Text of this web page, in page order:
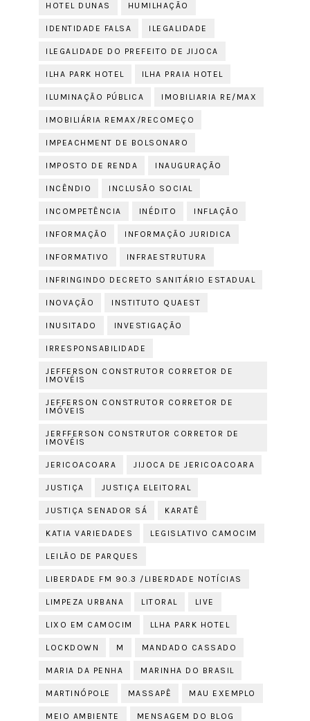
HOTEL DUNAS HUMILHAÇÃO
IDENTIDADE FALSA ILEGALIDADE
ILEGALIDADE DO PREFEITO DE JIJOCA
ILHA PARK HOTEL ILHA PRAIA HOTEL
ILUMINAÇÃO PÚBLICA IMOBILIARIA RE/MAX
IMOBILIÁRIA REMAX/RECOMEÇO
IMPEACHMENT DE BOLSONARO
IMPOSTO DE RENDA INAUGURAÇÃO
INCÊNDIO INCLUSÃO SOCIAL
INCOMPETÊNCIA INÉDITO INFLAÇÃO
INFORMAÇÃO INFORMAÇÃO JURIDICA
INFORMATIVO INFRAESTRUTURA
INFRINGINDO DECRETO SANITÁRIO ESTADUAL
INOVAÇÃO INSTITUTO QUAEST
INUSITADO INVESTIGAÇÃO
IRRESPONSABILIDADE
JEFFERSON CONSTRUTOR CORRETOR DE
IMOVÉIS
JEFFERSON CONSTRUTOR CORRETOR DE
IMÓVEIS
JERFFERSON CONSTRUTOR CORRETOR DE
IMOVÉIS
JERICOACOARA JIJOCA DE JERICOACOARA
JUSTIÇA JUSTIÇA ELEITORAL
JUSTIÇA SENADOR SÁ KARATÊ
KATIA VARIEDADES LEGISLATIVO CAMOCIM
LEILÃO DE PARQUES
LIBERDADE FM 90.3 /LIBERDADE NOTÍCIAS
LIMPEZA URBANA LITORAL LIVE
LIXO EM CAMOCIM LLHA PARK HOTEL
LOCKDOWN M MANDADO CASSADO
MARIA DA PENHA MARINHA DO BRASIL
MARTINÓPOLE MASSAPÊ MAU EXEMPLO
MEIO AMBIENTE MENSAGEM DO BLOG